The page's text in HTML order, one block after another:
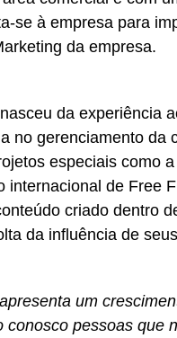
se à empresa para
da empresa.
da experiência
no gerenciamento da
especiais como
internacional de Free
criado dentro
da influência de
um
conosco pessoas que